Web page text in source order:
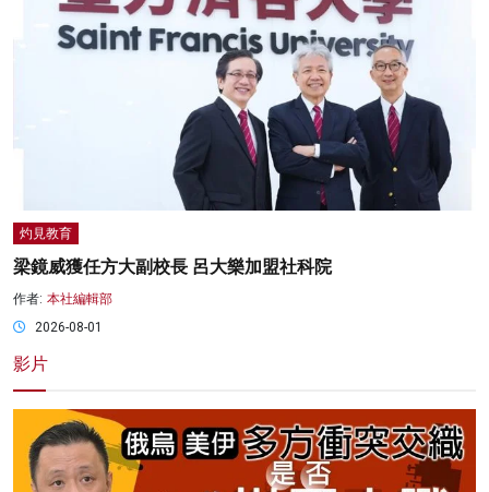
灼見教育
梁鏡威獲任方大副校長 呂大樂加盟社科院
作者: 本社編輯部
2026-08-01
影片